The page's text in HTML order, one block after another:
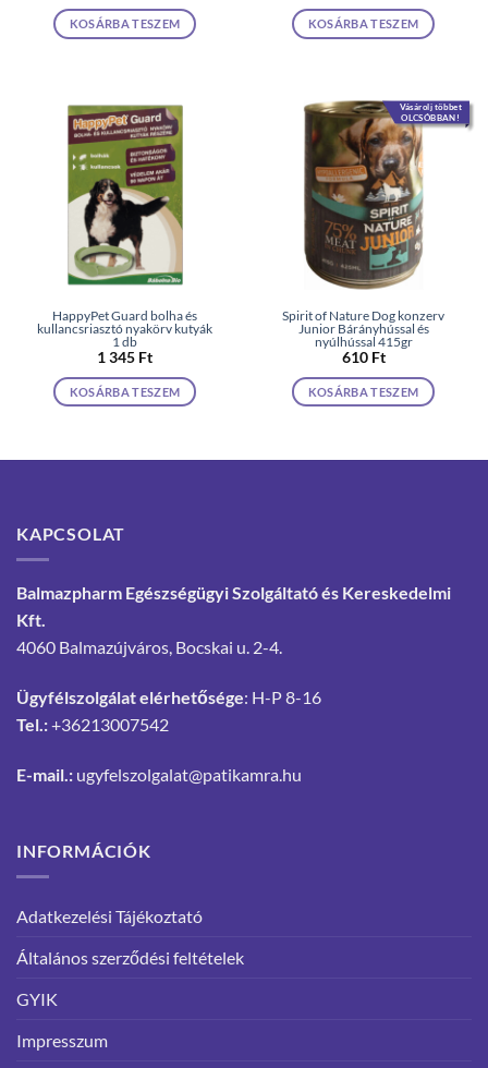
KOSÁRBA TESZEM KOSÁRBA TESZEM
HappyPet Guard bolha és
kullancsriasztó nyakörv kutyák
1 db
1 345 Ft
KOSÁRBA TESZEM
Vásárolj többet
OLCSÓBBAN!
Spirit of Nature Dog konzerv
Junior Bárányhússal és
nyúlhússal 415gr
610 Ft
KOSÁRBA TESZEM
KAPCSOLAT
Balmazpharm Egészségügyi Szolgáltató és Kereskedelmi
Kft.
4060 Balmazújváros, Bocskai u. 2-4.
Ügyfélszolgálat elérhetősége: H-P 8-16
Tel.:+36213007542
E-mail.: ugyfelszolgalat@patikamra.hu
INFORMÁCIÓK
Adatkezelési Tájékoztató
Általános szerződési feltételek
GYIK
Impresszum